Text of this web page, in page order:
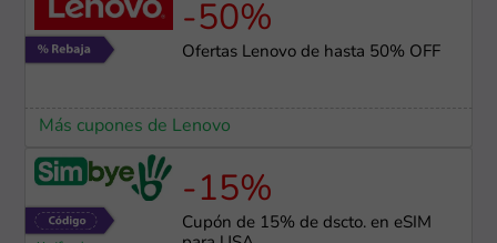
-50%
Ofertas Lenovo de hasta 50% OFF
Más cupones de Lenovo
-15%
Cupón de 15% de dscto. en eSIM